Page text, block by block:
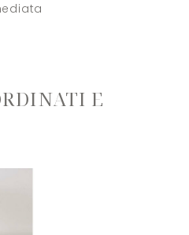
E